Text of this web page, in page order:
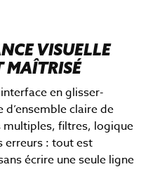
VISUELLE
MAÎTRISÉ
en glisser-
claire de
multiples, filtres, logique
erreurs : tout est
écrire une seule ligne